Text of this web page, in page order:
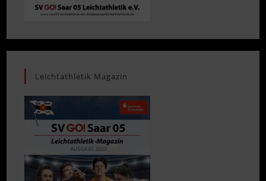
Leichtathletik Magazin